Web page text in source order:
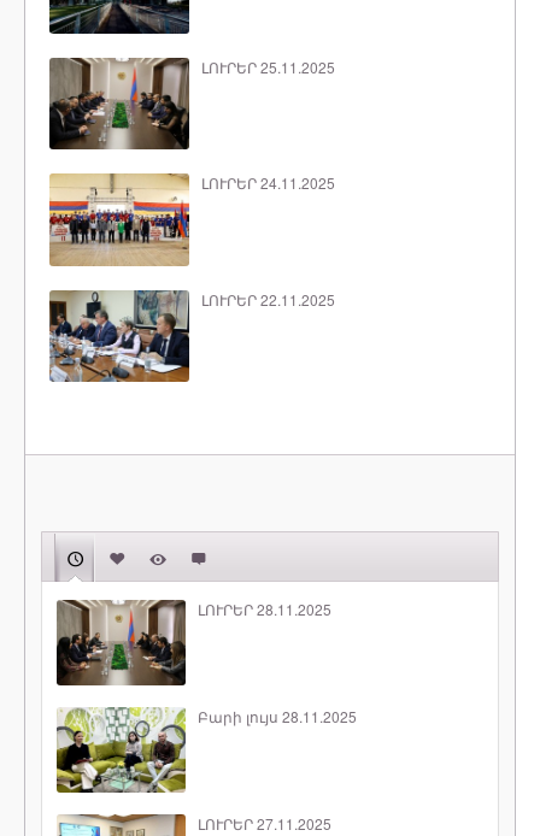
ԼՈՒՐԵՐ 25.11.2025
ԼՈՒՐԵՐ 24.11.2025
ԼՈՒՐԵՐ 22.11.2025
ԼՈՒՐԵՐ 28.11.2025
Բարի լույս 28.11.2025
ԼՈՒՐԵՐ 27.11.2025